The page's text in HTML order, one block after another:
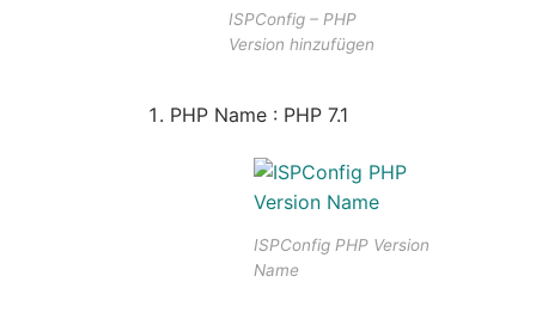
ISPConfig – PHP
Version hinzufügen
PHP Name : PHP 7.1
ISPConfig PHP Version
Name